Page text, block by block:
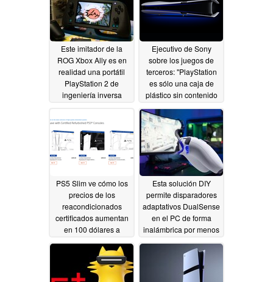
vulnerabilidad de
seguridad05/20/2026
Este imitador de la
ROG Xbox Ally es en
realidad una portátil
PlayStation 2 de
ingeniería inversa
Ejecutivo de Sony
sobre los juegos de
terceros: "PlayStation
es sólo una caja de
plástico sin contenido
05/14/2026
PS5 Slim ve cómo los
precios de los
reacondicionados
certificados aumentan
en 100 dólares a
medida que se
reducen las opciones
más baratas de
PlayStation 5 05/05/2026
Esta solución DIY
permite disparadores
adaptativos DualSense
en el PC de forma
inalámbrica por menos
de 10 dólares05/01/2026